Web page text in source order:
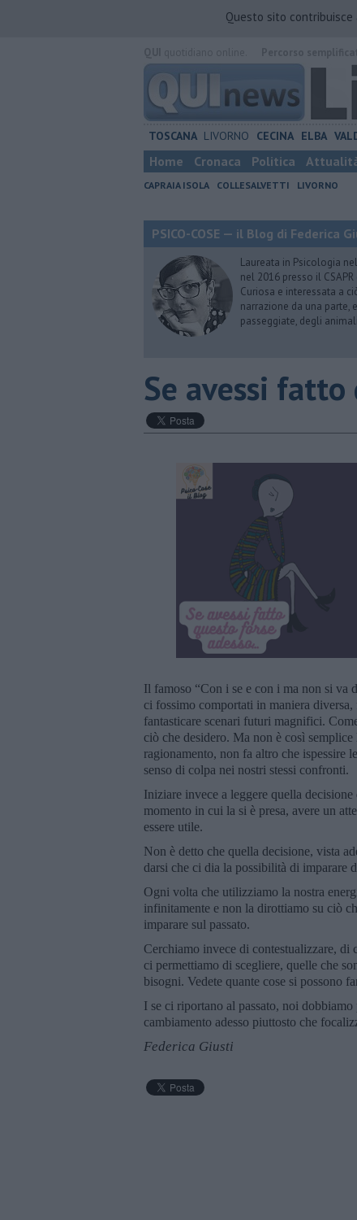
Questo sito
TOSCANA LIVORNO CECINA ELBA
Home Cronaca Politica
CAPRAIA ISOLA COLLESALVETTI LIVORNO
PSICO-COSE — il Blog di Federica
Laureata in Psicologia
nel 2016 presso il
Curiosa e interessata a
narrazione da una parte,
passeggiate, degli
​Se avessi
Il famoso “Con i se e con i ma non si va
ci fossimo comportati in maniera
fantasticare scenari futuri magnifici.
ciò che desidero. Ma non è così
ragionamento, non fa altro che ispessire
senso di colpa nei nostri stessi confronti.
Iniziare invece a leggere quella
momento in cui la si è presa, avere un
essere utile.
Non è detto che quella decisione, vista
darsi che ci dia la possibilità di imparare
Ogni volta che utilizziamo la nostra
infinitamente e non la dirottiamo su ciò
imparare sul passato.
Cerchiamo invece di contestualizzare,
ci permettiamo di scegliere, quelle che
bisogni. Vedete quante cose si possono
I se ci riportano al passato, noi
cambiamento adesso piuttosto che
Federica Giusti